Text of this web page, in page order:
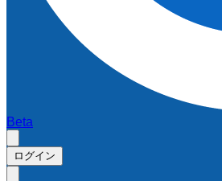
Beta
ログイン